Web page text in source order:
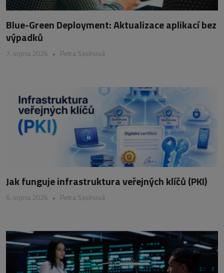
Blue-Green Deployment: Aktualizace aplikací bez
výpadků
7. srpna 2026 • Petra Sasínová
Jak funguje infrastruktura veřejných klíčů (PKI)
6. srpna 2026 • Petra Sasínová